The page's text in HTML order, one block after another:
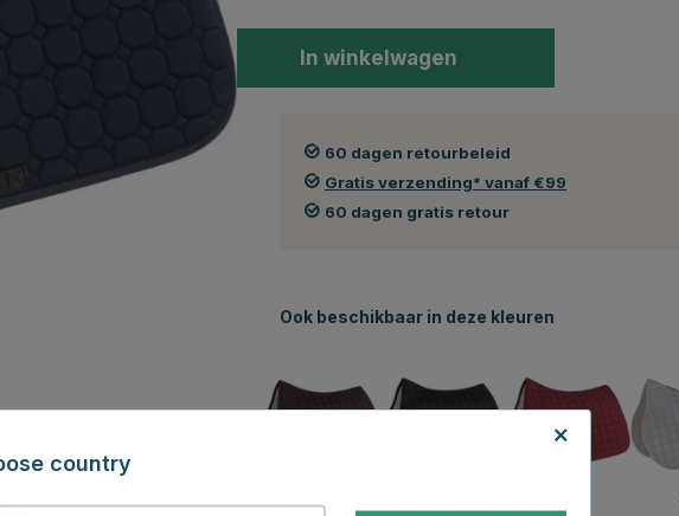
In winkelwagen
60 dagen retourbeleid
Gratis verzending* vanaf €99
60 dagen gratis retour
Ook beschikbaar in deze kleuren
Bruin
country